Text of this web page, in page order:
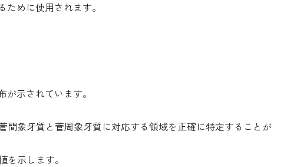
めに使用されます。
示されています。
象牙質と菅周象牙質に対応する領域を正確に特定することが
示します。